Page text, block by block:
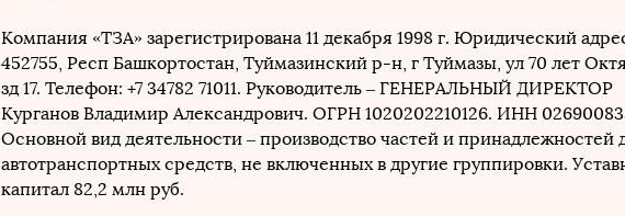
Компания «ТЗА» зарегистрирована 11 декабря 1998 г. Юридический
452755, Респ Башкортостан, Туймазинский р-н, г Туймазы, ул 70 лет
зд 17. Телефон: +7 34782 71011. Руководитель – ГЕНЕРАЛЬНЫЙ ДИРЕКТОР
Курганов Владимир Александрович. ОГРН 1020202210126. ИНН
Основной вид деятельности – производство частей и принадлежностей
автотранспортных средств, не включенных в другие группировки.
капитал 82,2 млн руб.